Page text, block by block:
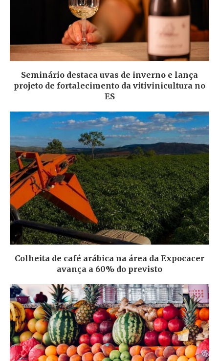
Seminário destaca uvas de inverno e lança
projeto de fortalecimento da vitivinicultura no
ES
Colheita de café arábica na área da Expocacer
avança a 60% do previsto